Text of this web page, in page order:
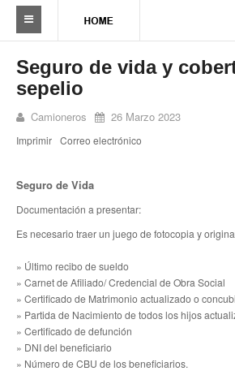
Sindicato
Reseña histórica
Autoridades
Seccionales
Galería de Delegaciones y Seccionales
Galería de videos
Videos de prevención
Seguro de vida y
sepelio
Camioneros 26 Marzo 2023
Imprimir Correo electrónico
Seguro de Vida
Documentación a presentar:
Es necesario traer un juego de fotocopia y
» Último recibo de sueldo
» Carnet de Afiliado/ Credencial de Obra Social
» Certificado de Matrimonio actualizado o
» Partida de Nacimiento de todos los hijos
» Certificado de defunción
» DNI del beneficiario
» Número de CBU de los beneficiarios.